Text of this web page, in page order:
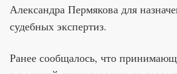
Александра Пермякова для
судебных экспертиз.
Ранее сообщалось, что